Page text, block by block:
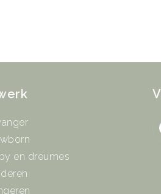
en dreumes